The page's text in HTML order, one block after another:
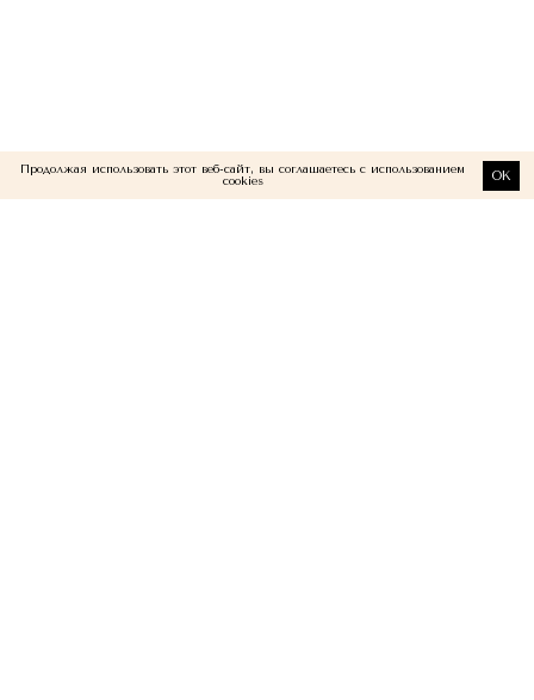
Продолжая использовать этот веб-сайт, вы соглашаетесь с использованием
cookies
OK